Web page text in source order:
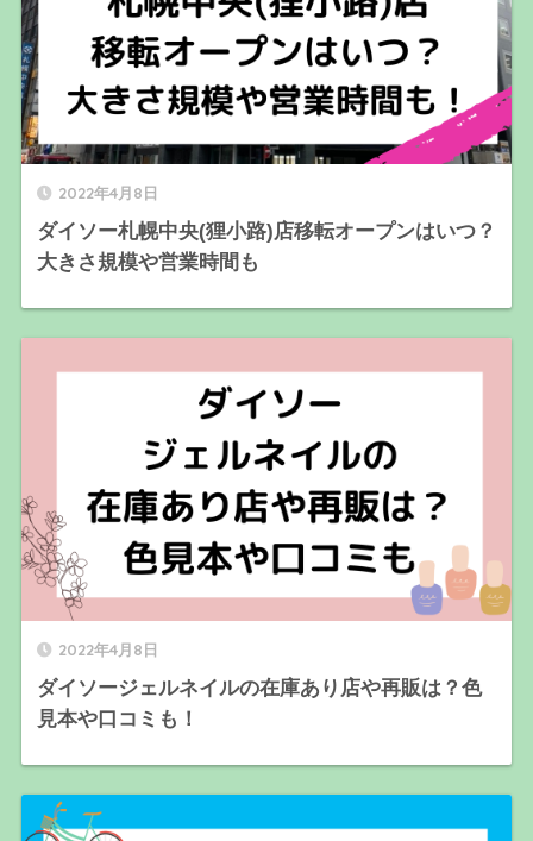
2022年4月8日
ダイソー札幌中央(狸小路)店移転オープンはいつ？
大きさ規模や営業時間も
2022年4月8日
ダイソージェルネイルの在庫あり店や再販は？色
見本や口コミも！